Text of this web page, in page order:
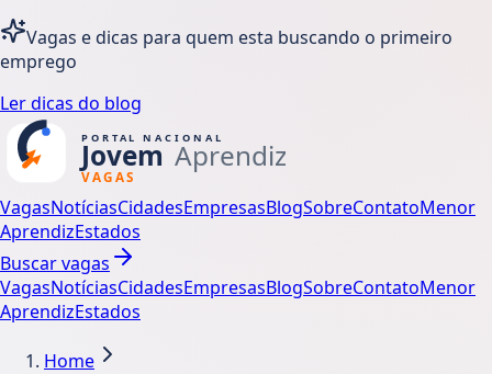
Vagas e dicas para quem esta buscando o primeiro
emprego
Ler dicas do blog
VagasNotíciasCidadesEmpresasBlogSobreContatoMenor
AprendizEstados
Buscar vagas
VagasNotíciasCidadesEmpresasBlogSobreContatoMenor
AprendizEstados
Home